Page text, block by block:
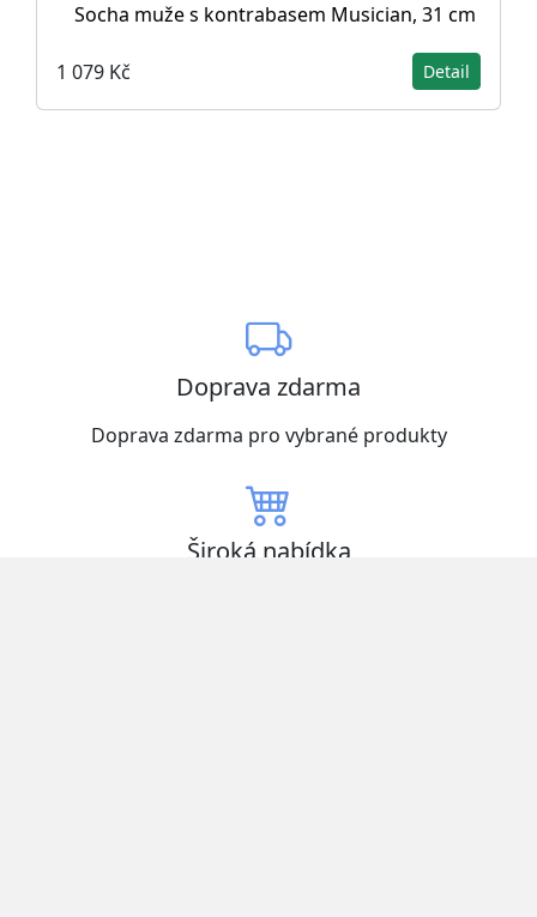
Socha muže s kontrabasem Musician, 31 cm
1 079 Kč Detail
Doprava zdarma
Doprava zdarma pro vybrané produkty
Široká nabídka